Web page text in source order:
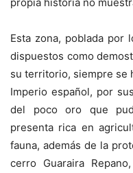
propia historia no
Esta zona, poblada por
dispuestos como
su territorio, siempre se
Imperio español, por
del poco oro que
presenta rica en
fauna, además de la
cerro Guaraira